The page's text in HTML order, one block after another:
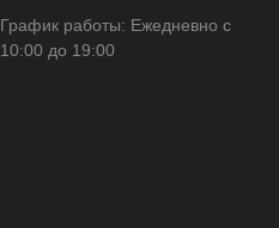
График работы: Ежедневно с
10:00 до 19:00